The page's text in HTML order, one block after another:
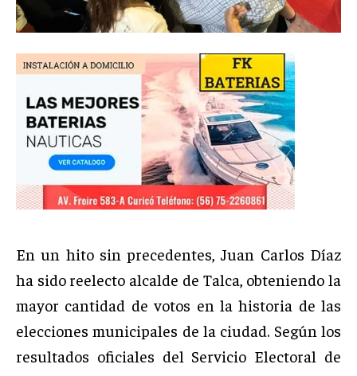
En un hito sin precedentes, Juan Carlos Díaz
ha sido reelecto alcalde de Talca, obteniendo la
mayor cantidad de votos en la historia de las
elecciones municipales de la ciudad. Según los
resultados oficiales del Servicio Electoral de